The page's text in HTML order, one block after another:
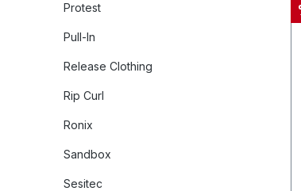
Protest
Pull-In
Release Clothing
Rip Curl
Ronix
Sandbox
Sesitec